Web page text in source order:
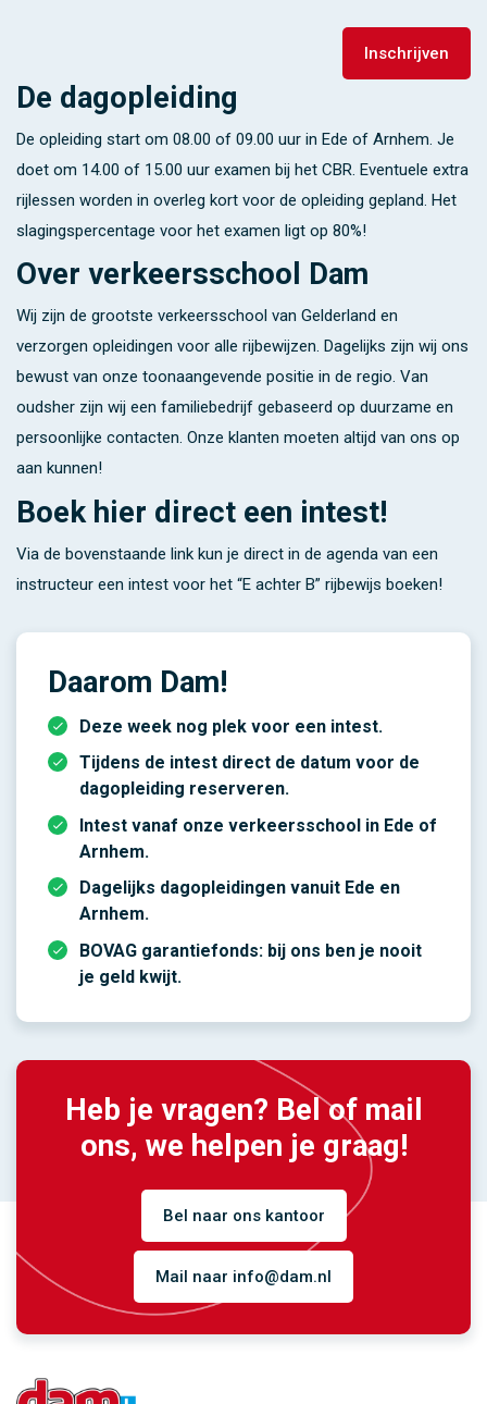
De dagopleiding
De opleiding start om 08.00 of 09.00 uur in Ede of Arnhem. Je
doet om 14.00 of 15.00 uur examen bij het CBR. Eventuele extra
rijlessen worden in overleg kort voor de opleiding gepland. Het
slagingspercentage voor het examen ligt op 80%!
Over verkeersschool Dam
Wij zijn de grootste verkeersschool van Gelderland en
verzorgen opleidingen voor alle rijbewijzen. Dagelijks zijn wij ons
bewust van onze toonaangevende positie in de regio. Van
oudsher zijn wij een familiebedrijf gebaseerd op duurzame en
persoonlijke contacten. Onze klanten moeten altijd van ons op
aan kunnen!
Boek hier direct een intest!
Via de bovenstaande link kun je direct in de agenda van een
instructeur een intest voor het “E achter B” rijbewijs boeken!
Daarom Dam!
Deze week nog plek voor een intest.
Tijdens de intest direct de datum voor de
dagopleiding reserveren.
Intest vanaf onze verkeersschool in Ede of
Arnhem.
Dagelijks dagopleidingen vanuit Ede en
Arnhem.
BOVAG garantiefonds: bij ons ben je nooit
je geld kwijt.
Heb je vragen? Bel of mail
ons, we helpen je graag!
Bel naar ons kantoor
Mail naar info@dam.nl